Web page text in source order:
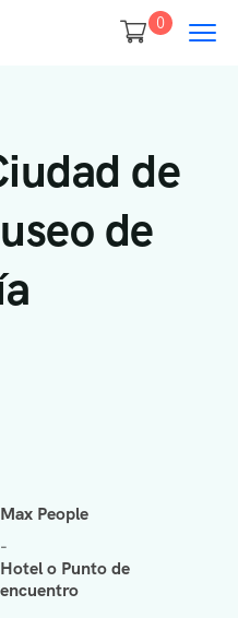
0
de
de
Max People
-
Hotel o Punto de
encuentro